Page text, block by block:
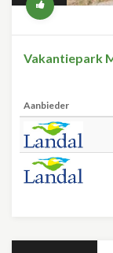
Vakantiepark
Aanbieder